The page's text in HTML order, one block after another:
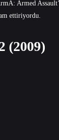
Armed
ettiriyordu.
(2009)